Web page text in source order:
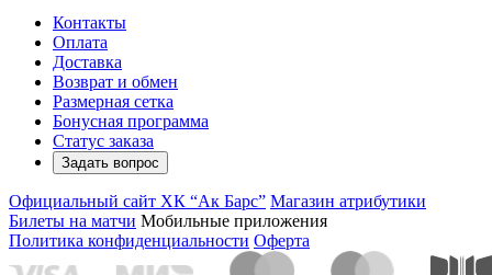
Контакты
Оплата
Доставка
Возврат и обмен
Размерная сетка
Бонусная программа
Статус заказа
Задать вопрос
Официальный сайт ХК “Ак Барс” Магазин атрибутики
Билеты на матчи Мобильные приложения
Политика конфиденциальности Оферта